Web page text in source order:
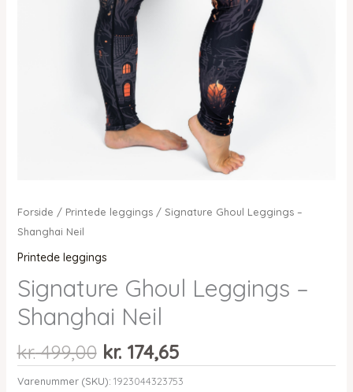
Forside / Printede leggings/ Signature Ghoul Leggings –
Shanghai Neil
Printede leggings
Signature Ghoul Leggings –
Shanghai Neil
kr.499,00 Den
oprindelige
kr.174,65Den
aktuelle
Varenummer (SKU): 1923044323753